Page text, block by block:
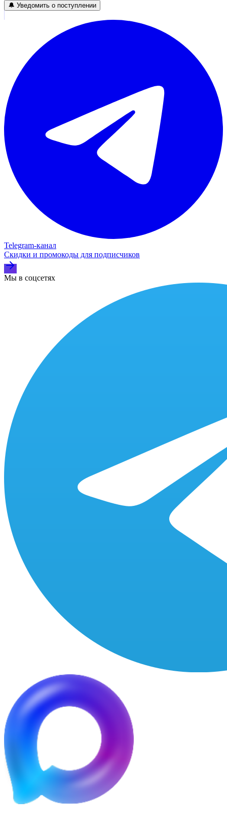
🔔 Уведомить о поступлении
Telegram‑канал
Скидки и промокоды для подписчиков
Мы в соцсетях